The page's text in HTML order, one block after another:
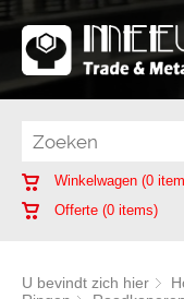
Winkelwagen (0
Offerte (0 items)
U bevindt zich hier